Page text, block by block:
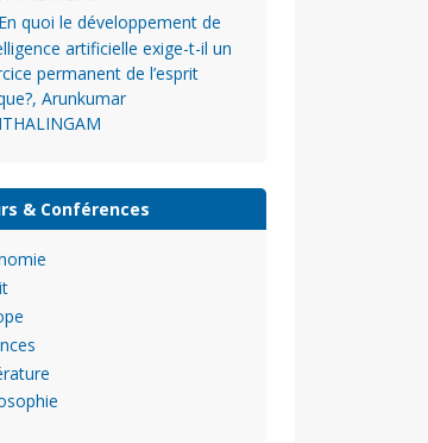
quoi le développement de
artificielle exige-t-il un
permanent de l’esprit
Arunkumar
& Conférences